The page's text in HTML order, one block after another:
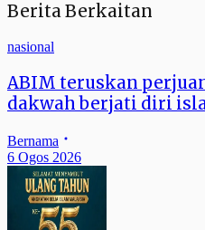
Berita Berkaitan
nasional
ABIM teruskan
dakwah berjati diri
Bernama
6 Ogos 2026